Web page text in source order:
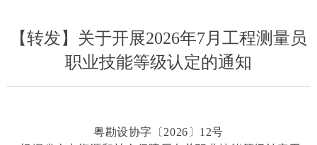
粤勘设协字〔 2026〕12号
【转发】关于开展2026年7月工程测量员
职业技能等级认定的通知